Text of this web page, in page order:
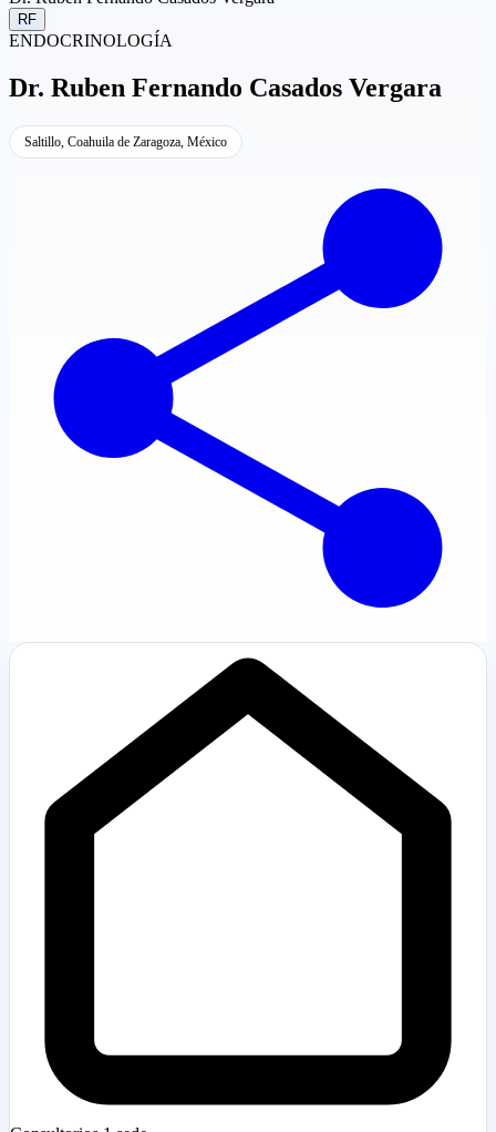
RF
ENDOCRINOLOGÍA
Dr. Ruben Fernando Casados Vergara
Saltillo, Coahuila de Zaragoza, México